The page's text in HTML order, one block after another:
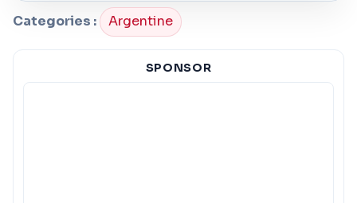
Categories : Argentine
SPONSOR